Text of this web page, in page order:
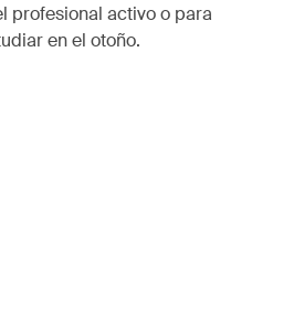
profesional activo o para
en el otoño.